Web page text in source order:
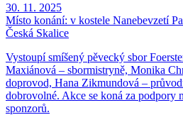
30. 11. 2025
Místo konání: v kostele Nanebevzetí
Česká Skalice
Vystoupí smíšený pěvecký sbor
Maxiánová – sbormistryně, Monika
doprovod, Hana Zikmundová –
dobrovolné. Akce se koná za podpory
sponzorů.